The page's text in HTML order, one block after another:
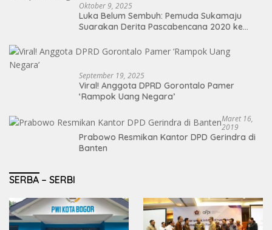
Oktober 9, 2025
Luka Belum Sembuh: Pemuda Sukamaju
Suarakan Derita Pascabencana 2020 ke
Bogor
September 19, 2025
Viral! Anggota DPRD Gorontalo Pamer
‘Rampok Uang Negara’
Maret 16,
2019
Prabowo Resmikan Kantor DPD Gerindra di
Banten
SERBA – SERBI